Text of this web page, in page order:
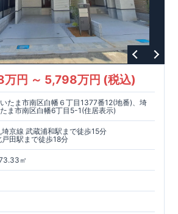
円 ～ 5,798万円 (税込)
たま市南区白幡６丁目1377番12(地番)、埼
ま市南区白幡6丁目5-1(住居表示)
埼京線 武蔵浦和駅まで徒歩15分
戸田駅まで徒歩18分
㎡